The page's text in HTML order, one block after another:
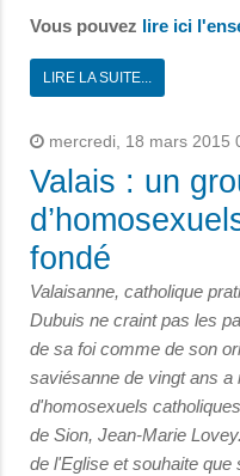
Vous pouvez lire ici
LIRE LA SUITE...
mercredi, 18 mars 2015
Valais : un
fondé
Valaisanne, catholique
Dubuis ne craint pas les
de sa foi comme de son
saviésanne de vingt ans
d'homosexuels
de Sion, Jean-Marie
de l'Eglise et souhaite